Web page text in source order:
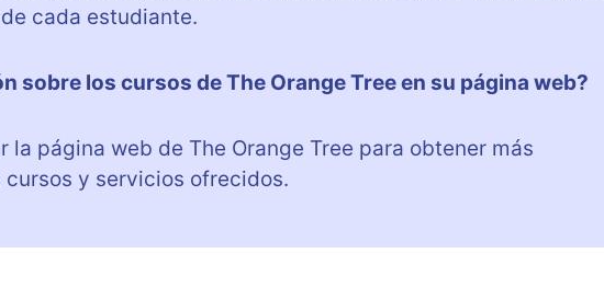
cada estudiante.
sobre los cursos de The Orange Tree en su página web?
página web de The Orange Tree para obtener más
y servicios ofrecidos.